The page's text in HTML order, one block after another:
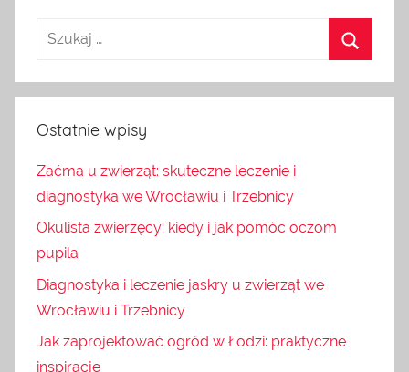
Ostatnie wpisy
Zaćma u zwierząt: skuteczne leczenie i
diagnostyka we Wrocławiu i Trzebnicy
Okulista zwierzęcy: kiedy i jak pomóc oczom
pupila
Diagnostyka i leczenie jaskry u zwierząt we
Wrocławiu i Trzebnicy
Jak zaprojektować ogród w Łodzi: praktyczne
inspiracje